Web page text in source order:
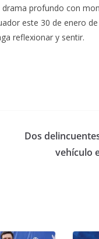
profundo con
este 30 de enero
reflexionar y sentir.
Dos
vehículo